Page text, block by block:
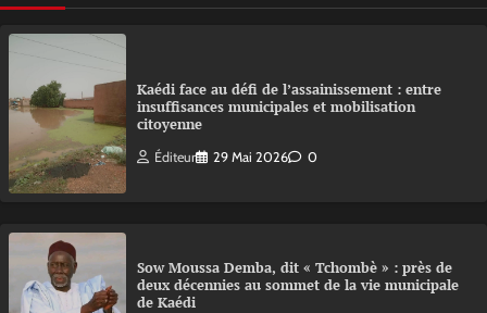
Kaédi face au défi de l’assainissement : entre
insuffisances municipales et mobilisation
citoyenne
Éditeur 29 Mai 2026 0
Sow Moussa Demba, dit « Tchombè » : près de
deux décennies au sommet de la vie municipale
de Kaédi